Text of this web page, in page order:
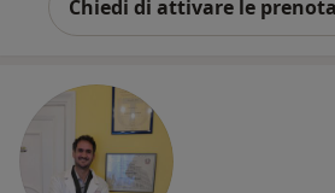
Chiedi di attivare le